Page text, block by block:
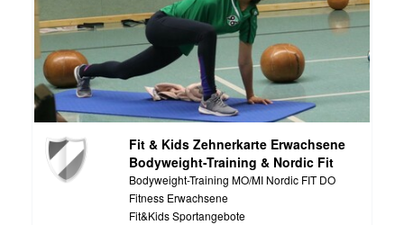
Fit & Kids Zehnerkarte Erwachsene
Bodyweight-Training & Nordic Fit
Bodyweight-Training MO/MI Nordic FIT DO
Fitness Erwachsene
Fit&Kids Sportangebote